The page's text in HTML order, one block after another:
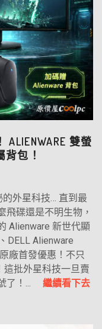
雙螢
包！
外星科技… 直到最
飛碟還是不明生物，
Alienware 新世代顯
DELL Alienware
廠首發優惠！不只
這批外星科技一旦賣
了！... 繼續看下去